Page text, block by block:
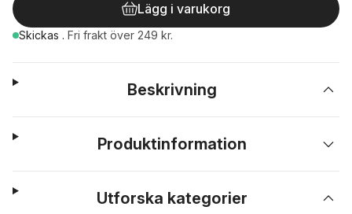
Lägg i varukorg
Skickas . Fri frakt över 249 kr.
Beskrivning
Produktinformation
Utforska kategorier